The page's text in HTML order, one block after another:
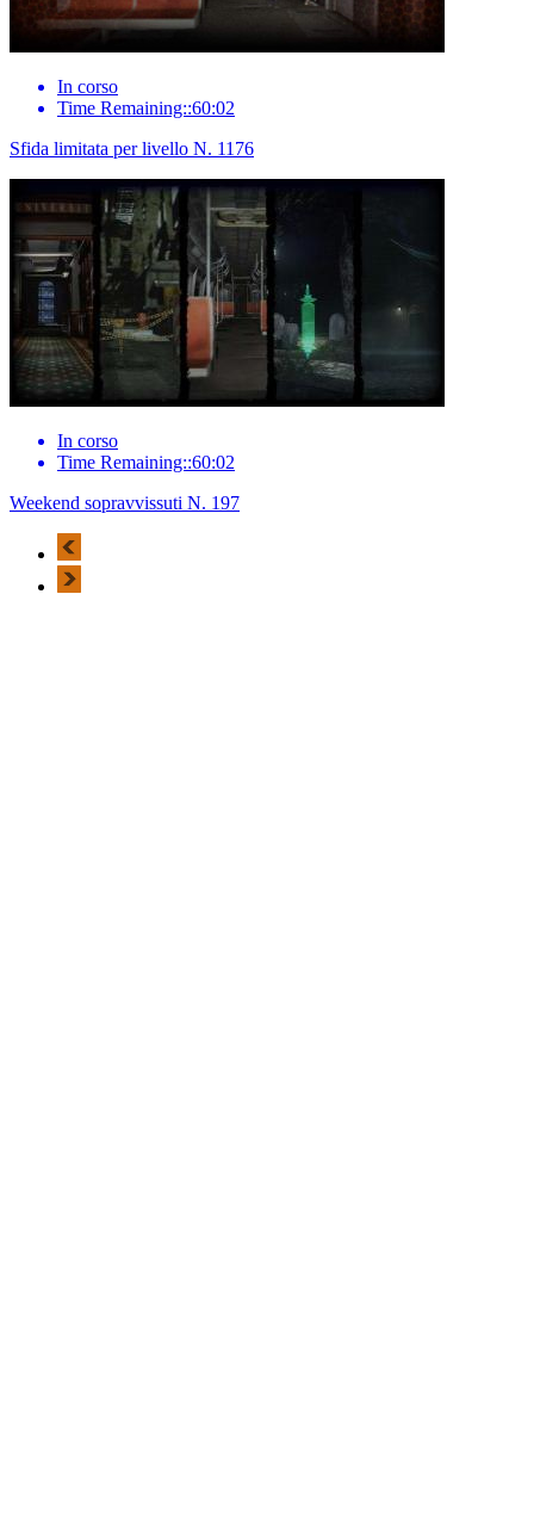
In corso
Time Remaining::60:02
Sfida limitata per livello N. 1176
In corso
Time Remaining::60:02
Weekend sopravvissuti N. 197